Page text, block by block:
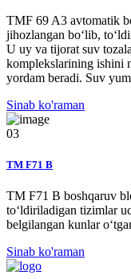
TMF 69 A3 avtomatik
jihozlangan bo‘lib,
U uy va tijorat suv
komplekslarining ishini
yordam beradi. Suv
Sinab ko'raman
03
TM F71 B
TM F71 B boshqaruv
to‘ldiriladigan tizimlar
belgilangan kunlar
Sinab ko'raman